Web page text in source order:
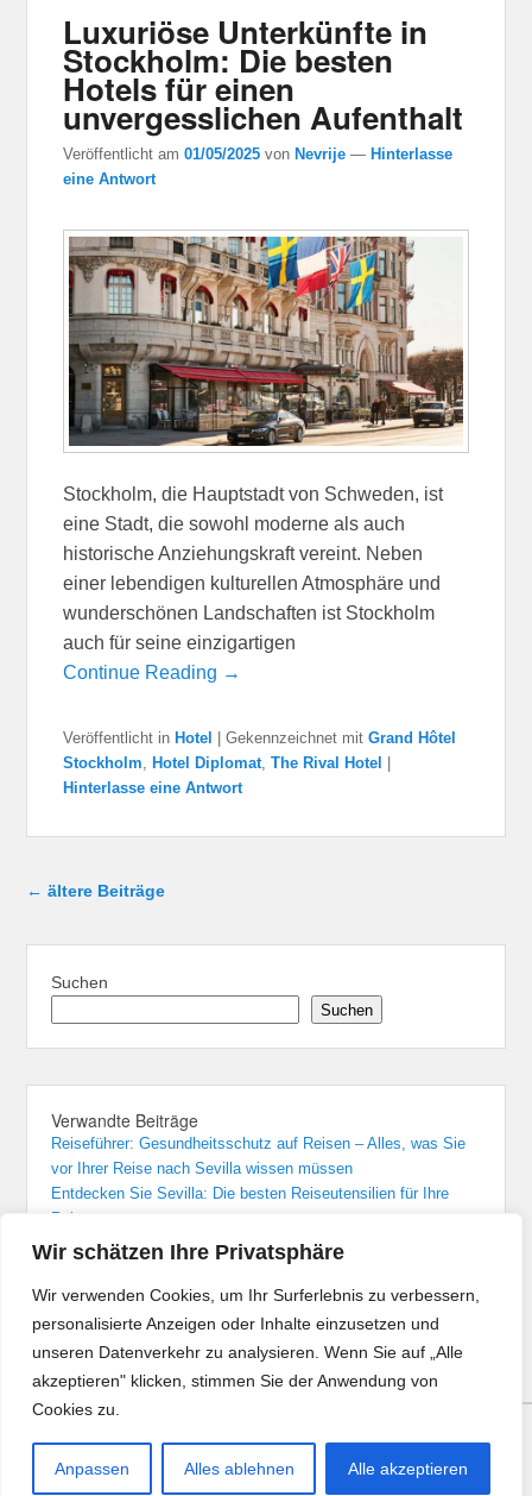
Wir schätzen Ihre Privatsphäre
Wir verwenden Cookies, um Ihr Surferlebnis zu verbessern,
personalisierte Anzeigen oder Inhalte einzusetzen und
unseren Datenverkehr zu analysieren. Wenn Sie auf „Alle
akzeptieren" klicken, stimmen Sie der Anwendung von
Cookies zu.
Anpassen Alles ablehnen Alle akzeptieren
Luxuriöse Unterkünfte in
Stockholm: Die besten
Hotels für einen
unvergesslichen Aufenthalt
Veröffentlicht am01/05/2025 von Nevrije — Hinterlasse
eine Antwort
Stockholm, die Hauptstadt von Schweden, ist
eine Stadt, die sowohl moderne als auch
historische Anziehungskraft vereint. Neben
einer lebendigen kulturellen Atmosphäre und
wunderschönen Landschaften ist Stockholm
auch für seine einzigartigen
Continue Reading →
Veröffentlicht in Hotel |Gekennzeichnet mit Grand Hôtel
Stockholm, Hotel Diplomat,The Rival Hotel
Hinterlasse eine Antwort
Beitragsnavigation
← ältere Beiträge
Suchen
Suchen
Verwandte Beiträge
Reiseführer: Gesundheitsschutz auf Reisen – Alles, was Sie
vor Ihrer Reise nach Sevilla wissen müssen
Entdecken Sie Sevilla: Die besten Reiseutensilien für Ihre
Reise
Sevilla: Unvergessliche Übernachtungen in den besten Hotels
Von Madrid nach Sevilla: Der bequemste Zugreise-Guide
Flughafenführer und Reisetipps für Flüge nach Sevilla
Copyright © 2026Reisen Angebote All Rights Reserved.
Theme: Catch Evolution by
Catch Themes